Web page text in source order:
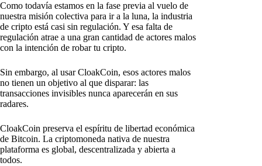
Como todavía estamos en la fase previa al vuelo de
nuestra misión colectiva para ir a la luna, la industria
de cripto está casi sin regulación. Y esa falta de
regulación atrae a una gran cantidad de actores malos
con la intención de robar tu cripto.
Sin embargo, al usar CloakCoin, esos actores malos
no tienen un objetivo al que disparar: las
transacciones invisibles nunca aparecerán en sus
radares.
CloakCoin preserva el espíritu de libertad económica
de Bitcoin. La criptomoneda nativa de nuestra
plataforma es global, descentralizada y abierta a
todos.